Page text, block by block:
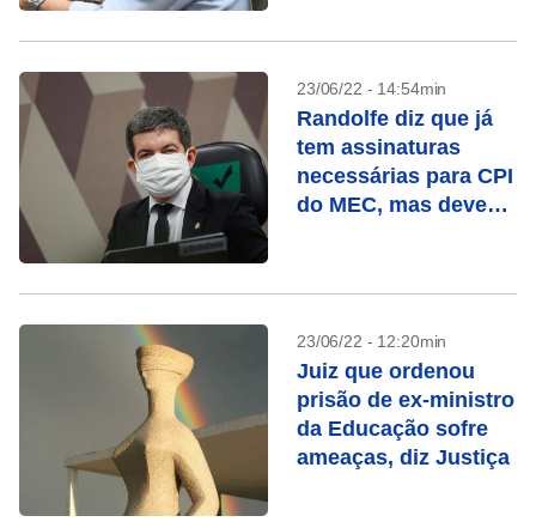
23/06/22 - 14:54min
Randolfe diz que já
tem assinaturas
necessárias para CPI
do MEC, mas deve
23/06/22 - 12:20min
Juiz que ordenou
prisão de ex-ministro
da Educação sofre
ameaças, diz Justiça